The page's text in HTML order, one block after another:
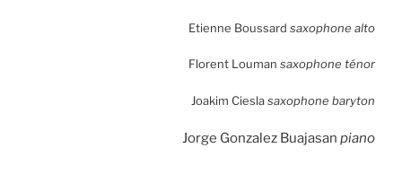
Etienne Boussard saxophone alto
Florent Louman saxophone ténor
Joakim Cieslasaxophone baryton
Jorge Gonzalez Buajasan piano